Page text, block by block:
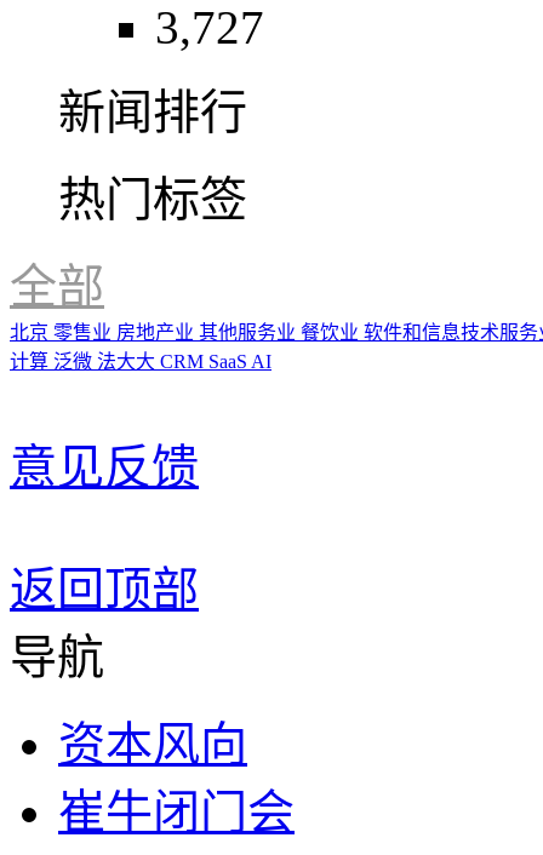
3,727
新闻排行
热门标签
全部
北京 零售业 房地产业 其他服务业 餐饮业 软件和信息技术服
计算 泛微 法大大 CRM SaaS AI
意见反馈
返回顶部
导航
资本风向
崔牛闭门会